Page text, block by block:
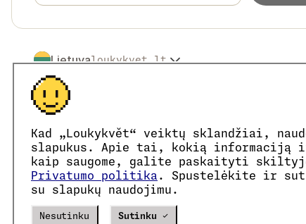
Kad „Loukykvět“ veiktų sklandžiai,
slapukus. Apie tai, kokią informaciją
kaip saugome, galite paskaityti
Privatumo politika . Spustelėkite ir
su slapukų naudojimu.
Nesutinku Sutinku ✓
Lietuvaloukykvet.lt
Česko
Slovensko
Polskaloukykvet.pl
Österreichloukykvet.at
Deutschland loukykvet.de
France loukykvet.fr
Belgiëloukykvet.be
Danmarkloukykvet.dk
Eestiloukykvet.ee
© 2016 →
Loukykvět s.r.o. yra registruota Prahos miesto teismo
Dalyvaujame „EKO-KOM“ sistemoje, registracijos numeris
Augalų pasams išduoti naudojame registracijos numerį
Mūsų įmonės kodas yra 05663687, PVM mokėtojo kodas
Duomenų dėžutės ID yra eng827q.
EORI kodas yra CZ05663687.
Esame PVM mokėtojai.
Verze20302 PRODUCTION